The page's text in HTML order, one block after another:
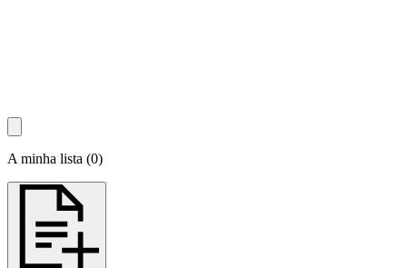
A minha lista (0)